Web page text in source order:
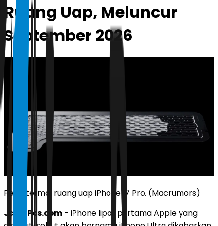
Ruang Uap, Meluncur
September 2026
Pelat termal ruang uap iPhone 17 Pro. (Macrumors)
JawaPos.com - iPhone lipat pertama Apple yang